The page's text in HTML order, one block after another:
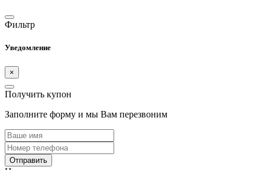
Фильтр
Уведомление
×
Получить купон
Заполните форму и мы Вам перезвоним
Отправить